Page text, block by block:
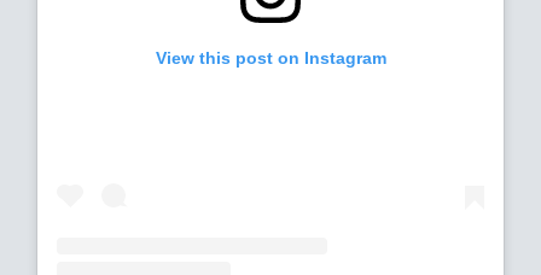
View this post on Instagram